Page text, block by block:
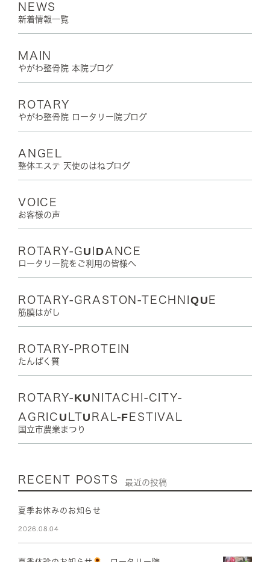
NEWS
新着情報一覧
MAIN
やがわ整骨院 本院ブログ
ROTARY
やがわ整骨院 ロータリー院ブログ
ANGEL
整体エステ 天使のはねブログ
VOICE
お客様の声
ROTARY-GUIDANCE
ロータリー院をご利用の皆様へ
ROTARY-GRASTON-TECHNIQUE
筋膜はがし
ROTARY-PROTEIN
たんぱく質
ROTARY-KUNITACHI-CITY-
AGRICULTURAL-FESTIVAL
国立市農業まつり
RECENT POSTS 最近の投稿
夏季お休みのお知らせ
2026.08.04